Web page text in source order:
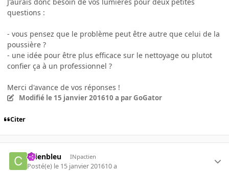
questions :
- vous pensez que le problème peut être autre que celui de la
poussière ?
- une idée pour être plus efficace sur le nettoyage ou plutot
confier ça à un professionnel ?
Merci d'avance de vos réponses !
Modifié le 15 janvier 201610 a par GoGator
Citer
chienbleu INpactien
Posté(e) le 15 janvier 201610 a